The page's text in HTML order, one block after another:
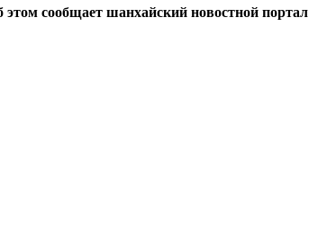
сообщает шанхайский новостной портал